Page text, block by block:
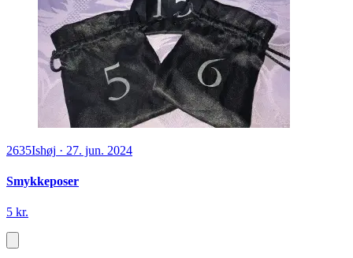
2635Ishøj · 27. jun. 2024
Smykkeposer
5 kr.